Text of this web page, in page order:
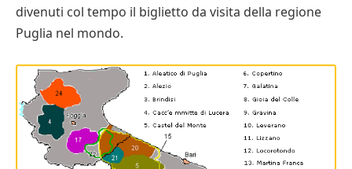
divenuti col tempo il biglietto da visita della regione
Puglia nel mondo.